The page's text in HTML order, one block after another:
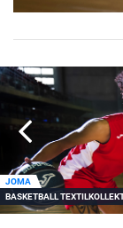
JOMA
BASKETBALL